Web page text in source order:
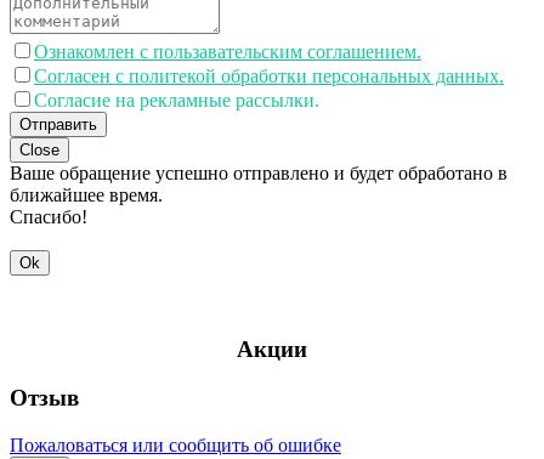
Ознакомлен с пользавательским соглашением.
Согласен с политекой обработки персональных данных.
Согласие на рекламные рассылки.
Отправить
Close
Ваше обращение успешно отправлено и будет обработано в
ближайшее время.
Спасибо!
Ok
Акции
Отзыв
Пожаловаться или сообщить об ошибке